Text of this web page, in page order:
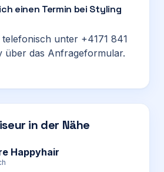
einen Termin bei Styling
unter +4171 841
über das Anfrageformular.
in der Nähe
Happyhair